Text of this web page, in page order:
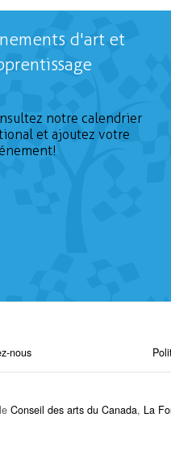
d'art et
notre calendrier
et ajoutez votre
nous
Conseil des arts du Canada, La